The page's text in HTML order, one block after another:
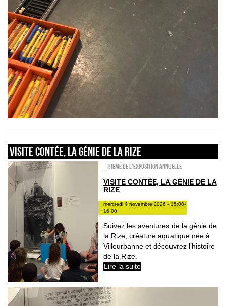
Visite contée, la génie de la Rize
_Thème de l'exposition annuelle
VISITE CONTÉE, LA GÉNIE DE LA
RIZE
mercredi 4 novembre 2026 - 15:00-
16:00
Suivez les aventures de la génie de
la Rize, créature aquatique née à
Villeurbanne et découvrez l’histoire
de la Rize.
Lire la suite